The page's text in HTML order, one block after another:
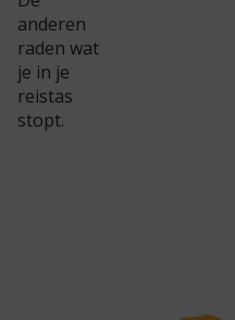
anderen
raden wat
je in je
reistas
stopt.